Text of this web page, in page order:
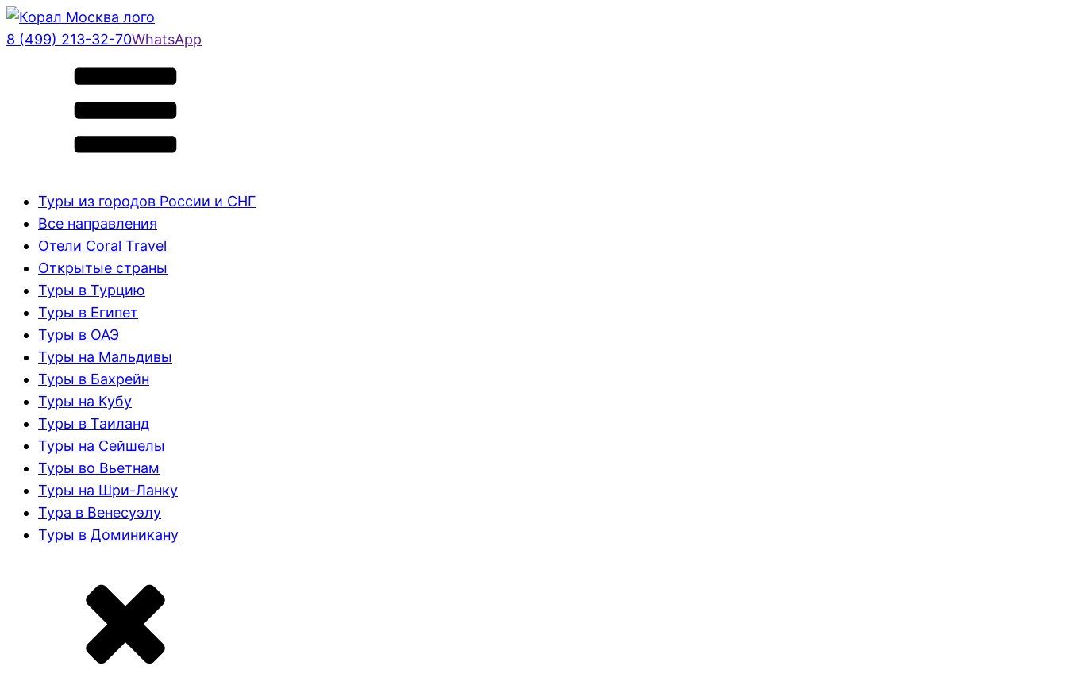
8 (499) 213-32-70WhatsApp
Туры из городов России и СНГ
Все направления
Отели Coral Travel
Открытые страны
Туры в Турцию
Туры в Египет
Туры в ОАЭ
Туры на Мальдивы
Туры в Бахрейн
Туры на Кубу
Туры в Таиланд
Туры на Сейшелы
Туры во Вьетнам
Туры на Шри-Ланку
Тура в Венесуэлу
Туры в Доминикану